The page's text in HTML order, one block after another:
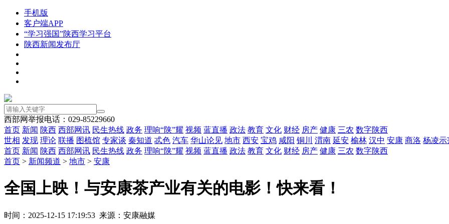
手机版
客户端APP
“学习强国”陕西学习平台
陕西新闻发布厅
西部网举报电话：029-85229660
首页 新闻 陕西 西部网讯 民生热线 政务 理响“陕”耀 视频 蓝直播 政法 教育 文化 财经 房产 健康 三农 数字陕西
世相 发现 理论 联播 图梳馆 专家谈 秦知道 忒色 汽车 华山论见 地市 西安 宝鸡 咸阳 铜川 渭南 延安 榆林 汉中 安康 商洛 杨凌示
首页 新闻 陕西 西部网讯 民生热线 政务 理响“陕”耀 视频 蓝直播 政法 教育 文化 财经 房产 健康 三农 数字陕西
首页 > 新闻频道 > 地市 > 安康
全国上映！与安康茶产业有关的电影！快来看！
时间：2025-12-15 17:19:53 来源：安康融媒